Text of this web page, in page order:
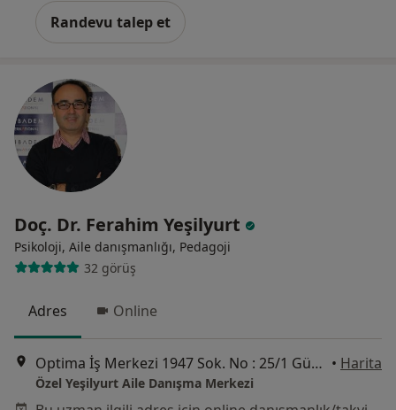
Randevu talep et
Doç. Dr. Ferahim Yeşilyurt
Psikoloji, Aile danışmanlığı, Pedagoji
32 görüş
Adres Online
Optima İş Merkezi 1947 Sok. No : 25/1 Güvenevler, Mersin • Harita
Özel Yeşilyurt Aile Danışma Merkezi